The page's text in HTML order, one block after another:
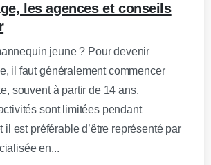
les agences et conseils
jeune ? Pour devenir
il faut généralement commencer
souvent à partir de 14 ans.
sont limitées pendant
il est préférable d’être représenté par
en...